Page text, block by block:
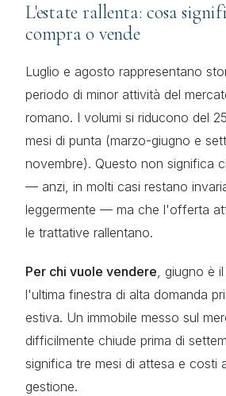
L'estate rallenta: cosa
compra o vende
Luglio e agosto rappresentano
periodo di minor attività del
romano. I volumi si riducono del
mesi di punta (marzo-giugno e
novembre). Questo non significa
— anzi, in molti casi restano
leggermente — ma che l'offerta
le trattative rallentano.
Per chi vuole vendere, giugno è
l'ultima finestra di alta domanda
estiva. Un immobile messo sul
difficilmente chiude prima di
significa tre mesi di attesa e costi
gestione.